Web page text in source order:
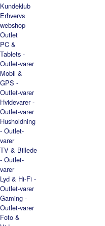
Kundeklub
Erhvervs
webshop
Outlet
PC &
Tablets -
Outlet-varer
Mobil &
GPS -
Outlet-varer
Hvidevarer -
Outlet-varer
Husholdning
- Outlet-
varer
TV & Billede
- Outlet-
varer
Lyd & Hi-Fi -
Outlet-varer
Gaming -
Outlet-varer
Foto &